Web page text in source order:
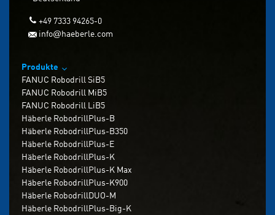
+49 7333 94265-0
info@haeberle.com
Produkte
FANUC Robodrill SiB5
FANUC Robodrill MiB5
FANUC Robodrill LiB5
Häberle RobodrillPlus-B
Häberle RobodrillPlus-B350
Häberle RobodrillPlus-E
Häberle RobodrillPlus-K
Häberle RobodrillPlus-K Max
Häberle RobodrillPlus-K900
Häberle RobodrillDUO-M
Häberle RobodrillPlus-Big-K